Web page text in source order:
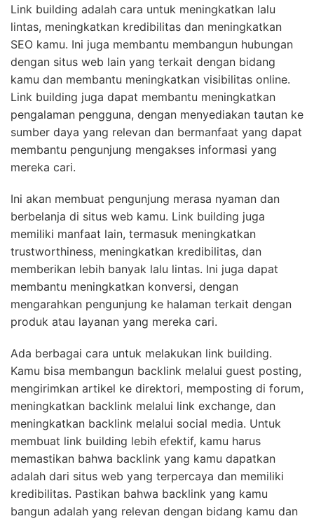
Link building adalah cara untuk meningkatkan lalu
lintas, meningkatkan kredibilitas dan meningkatkan
SEO kamu. Ini juga membantu membangun hubungan
dengan situs web lain yang terkait dengan bidang
kamu dan membantu meningkatkan visibilitas online.
Link building juga dapat membantu meningkatkan
pengalaman pengguna, dengan menyediakan tautan ke
sumber daya yang relevan dan bermanfaat yang dapat
membantu pengunjung mengakses informasi yang
mereka cari.
Ini akan membuat pengunjung merasa nyaman dan
berbelanja di situs web kamu. Link building juga
memiliki manfaat lain, termasuk meningkatkan
trustworthiness, meningkatkan kredibilitas, dan
memberikan lebih banyak lalu lintas. Ini juga dapat
membantu meningkatkan konversi, dengan
mengarahkan pengunjung ke halaman terkait dengan
produk atau layanan yang mereka cari.
Ada berbagai cara untuk melakukan link building.
Kamu bisa membangun backlink melalui guest posting,
mengirimkan artikel ke direktori, memposting di forum,
meningkatkan backlink melalui link exchange, dan
meningkatkan backlink melalui social media. Untuk
membuat link building lebih efektif, kamu harus
memastikan bahwa backlink yang kamu dapatkan
adalah dari situs web yang terpercaya dan memiliki
kredibilitas. Pastikan bahwa backlink yang kamu
bangun adalah yang relevan dengan bidang kamu dan